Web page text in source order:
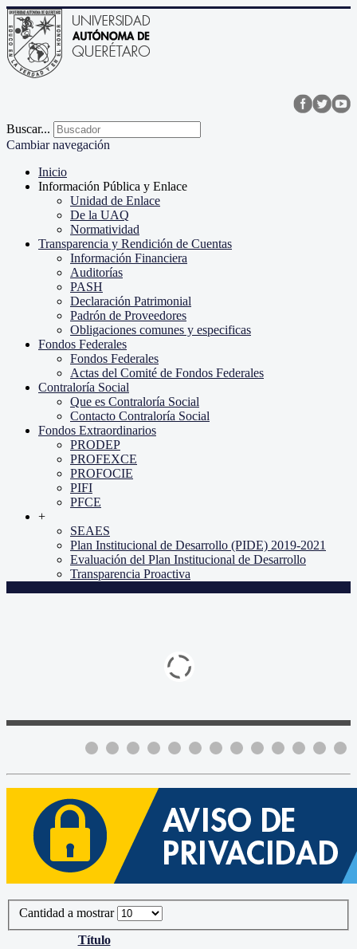
Buscar...
Cambiar navegación
Inicio
Información Pública y Enlace
Unidad de Enlace
De la UAQ
Normatividad
Transparencia y Rendición de Cuentas
Información Financiera
Auditorías
PASH
Declaración Patrimonial
Padrón de Proveedores
Obligaciones comunes y especificas
Fondos Federales
Fondos Federales
Actas del Comité de Fondos Federales
Contraloría Social
Que es Contraloría Social
Contacto Contraloría Social
Fondos Extraordinarios
PRODEP
PROFEXCE
PROFOCIE
PIFI
PFCE
+
SEAES
Plan Institucional de Desarrollo (PIDE) 2019-2021
Evaluación del Plan Institucional de Desarrollo
Transparencia Proactiva
Cantidad a mostrar
Título